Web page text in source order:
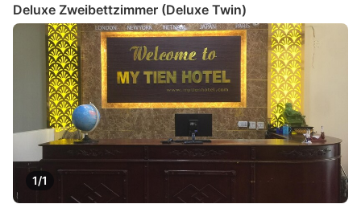
Deluxe Zweibettzimmer (Deluxe Twin)
1/1